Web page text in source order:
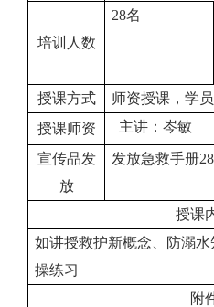
培训人数
28名
授课方式
师资授课，学
授课师资
主讲：
宣传品发
放
发放急救手册
授课
如讲授救护新概念、防溺
操练习
附